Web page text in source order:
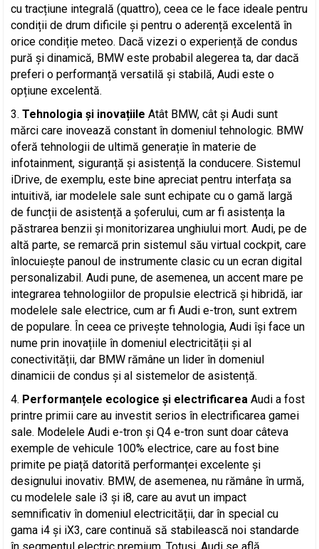
cu tracțiune integrală (quattro), ceea ce le face ideale pentru
condiții de drum dificile și pentru o aderență excelentă în
orice condiție meteo. Dacă vizezi o experiență de condus
pură și dinamică, BMW este probabil alegerea ta, dar dacă
preferi o performanță versatilă și stabilă, Audi este o
opțiune excelentă.
Tehnologia și inovațiile Atât BMW, cât și Audi sunt
mărci care inovează constant în domeniul tehnologic. BMW
oferă tehnologii de ultimă generație în materie de
infotainment, siguranță și asistență la conducere. Sistemul
iDrive, de exemplu, este bine apreciat pentru interfața sa
intuitivă, iar modelele sale sunt echipate cu o gamă largă
de funcții de asistență a șoferului, cum ar fi asistența la
păstrarea benzii și monitorizarea unghiului mort. Audi, pe de
altă parte, se remarcă prin sistemul său virtual cockpit, care
înlocuiește panoul de instrumente clasic cu un ecran digital
personalizabil. Audi pune, de asemenea, un accent mare pe
integrarea tehnologiilor de propulsie electrică și hibridă, iar
modelele sale electrice, cum ar fi Audi e-tron, sunt extrem
de populare. În ceea ce privește tehnologia, Audi își face un
nume prin inovațiile în domeniul electricității și al
conectivității, dar BMW rămâne un lider în domeniul
dinamicii de condus și al sistemelor de asistență.
Performanțele ecologice și electrificarea Audi a fost
printre primii care au investit serios în electrificarea gamei
sale. Modelele Audi e-tron și Q4 e-tron sunt doar câteva
exemple de vehicule 100% electrice, care au fost bine
primite pe piață datorită performanței excelente și
designului inovativ. BMW, de asemenea, nu rămâne în urmă,
cu modelele sale i3 și i8, care au avut un impact
semnificativ în domeniul electricității, dar în special cu
gama i4 și iX3, care continuă să stabilească noi standarde
în segmentul electric premium. Totuși, Audi se află